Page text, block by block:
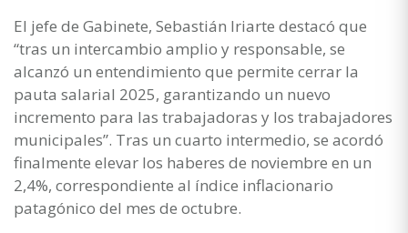
El jefe de Gabinete, Sebastián Iriarte destacó que
“tras un intercambio amplio y responsable, se
alcanzó un entendimiento que permite cerrar la
pauta salarial 2025, garantizando un nuevo
incremento para las trabajadoras y los trabajadores
municipales”. Tras un cuarto intermedio, se acordó
finalmente elevar los haberes de noviembre en un
2,4%, correspondiente al índice inflacionario
patagónico del mes de octubre.